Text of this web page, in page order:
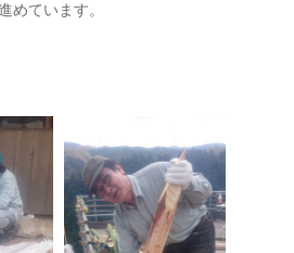
めています。